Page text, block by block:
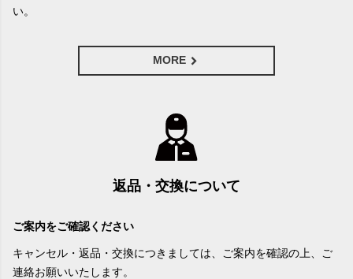
い。
MORE
返品・交換について
ご案内をご確認ください
キャンセル・返品・交換につきましては、ご案内を確認の上、ご
連絡お願いいたします。